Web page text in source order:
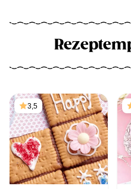
3,5